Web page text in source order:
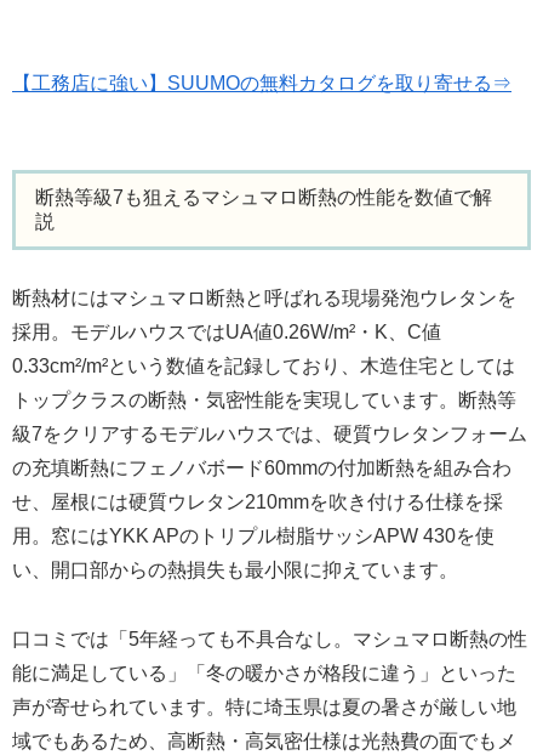
【工務店に強い】SUUMOの無料カタログを取り寄せる⇒
断熱等級7も狙えるマシュマロ断熱の性能を数値で解
説
断熱材にはマシュマロ断熱と呼ばれる現場発泡ウレタンを
採用。モデルハウスではUA値0.26W/m²・K、C値
0.33cm²/m²という数値を記録しており、木造住宅としては
トップクラスの断熱・気密性能を実現しています。断熱等
級7をクリアするモデルハウスでは、硬質ウレタンフォーム
の充填断熱にフェノバボード60mmの付加断熱を組み合わ
せ、屋根には硬質ウレタン210mmを吹き付ける仕様を採
用。窓にはYKK APのトリプル樹脂サッシAPW 430を使
い、開口部からの熱損失も最小限に抑えています。
口コミでは「5年経っても不具合なし。マシュマロ断熱の性
能に満足している」「冬の暖かさが格段に違う」といった
声が寄せられています。特に埼玉県は夏の暑さが厳しい地
域でもあるため、高断熱・高気密仕様は光熱費の面でもメ